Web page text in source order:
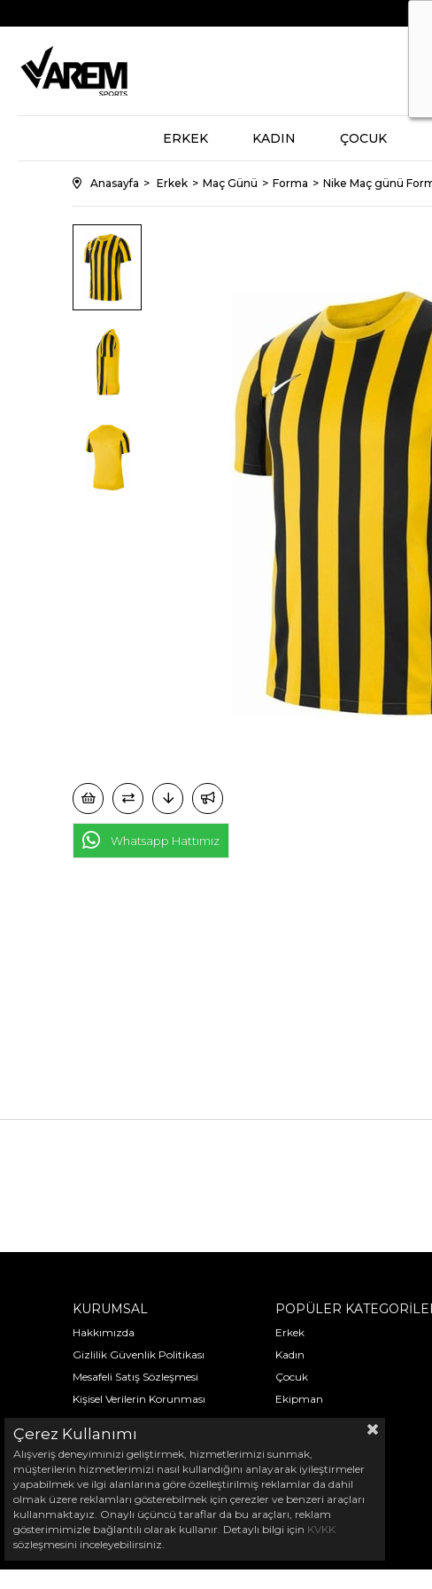
ERKEK KADIN ÇOCUK
Anasayfa Erkek Maç Günü Forma Nike Maç günü
Whatsapp Hattımız
KURUMSAL
Hakkımızda
Gizlilik Güvenlik Politikası
Mesafeli Satış Sözleşmesi
Kişisel Verilerin Korunması
POPÜLER
Erkek
Kadın
Çocuk
Ekipman
Çerez Kullanımı
Alışveriş deneyiminizi geliştirmek, hizmetlerimizi sunmak,
müşterilerin hizmetlerimizi nasıl kullandığını anlayarak iyileştirmeler
yapabilmek ve ilgi alanlarına göre özelleştirilmiş reklamlar da dahil
olmak üzere reklamları gösterebilmek için çerezler ve benzeri araçları
kullanmaktayız. Onaylı üçüncü taraflar da bu araçları, reklam
gösterimimizle bağlantılı olarak kullanır. Detaylı bilgi için KVKK
sözleşmesini inceleyebilirsiniz.